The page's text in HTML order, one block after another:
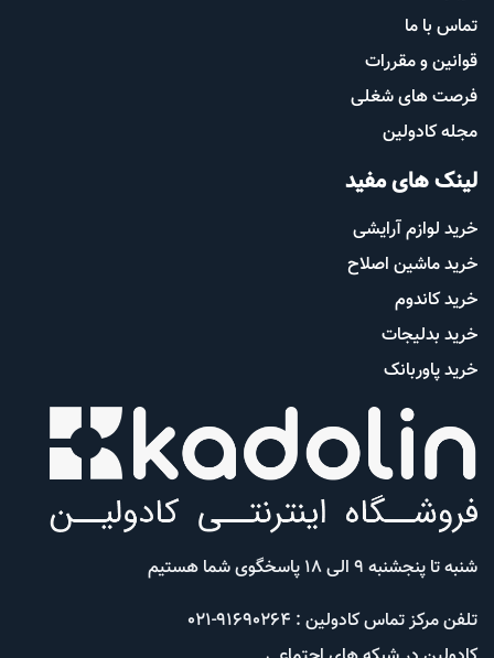
تماس با ما
قوانین و مقررات
فرصت های شغلی
مجله کادولین
لینک های مفید
خرید لوازم آرایشی
خرید ماشین اصلاح
خرید کاندوم
خرید بدلیجات
خرید پاوربانک
شنبه تا پنجشنبه 9 الی 18 پاسخگوی شما هستیم
تلفن مرکز تماس کادولین : 91690264-021